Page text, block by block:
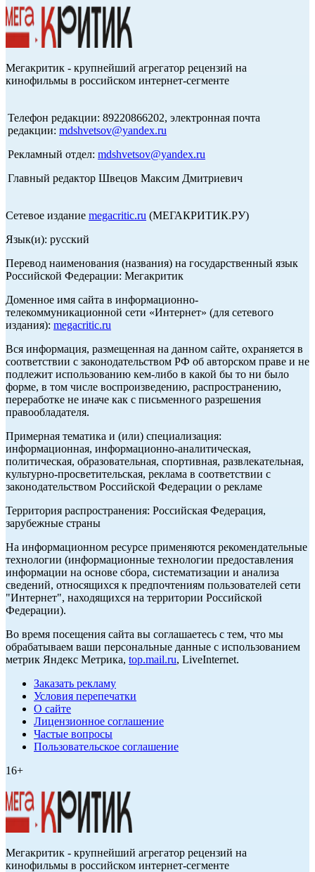
Мегакритик - крупнейший агрегатор рецензий на
кинофильмы в российском интернет-сегменте
Телефон редакции: 89220866202, электронная почта
редакции: mdshvetsov@yandex.ru
Рекламный отдел: mdshvetsov@yandex.ru
Главный редактор Швецов Максим Дмитриевич
Сетевое издание megacritic.ru (МЕГАКРИТИК.РУ)
Язык(и): русский
Перевод наименования (названия) на государственный язык
Российской Федерации: Мегакритик
Доменное имя сайта в информационно-
телекоммуникационной сети «Интернет» (для сетевого
издания): megacritic.ru
Вся информация, размещенная на данном сайте, охраняется в
соответствии с законодательством РФ об авторском праве и не
подлежит использованию кем-либо в какой бы то ни было
форме, в том числе воспроизведению, распространению,
переработке не иначе как с письменного разрешения
правообладателя.
Примерная тематика и (или) специализация:
информационная, информационно-аналитическая,
политическая, образовательная, спортивная, развлекательная,
культурно-просветительская, реклама в соответствии с
законодательством Российской Федерации о рекламе
Территория распространения: Российская Федерация,
зарубежные страны
На информационном ресурсе применяются рекомендательные
технологии (информационные технологии предоставления
информации на основе сбора, систематизации и анализа
сведений, относящихся к предпочтениям пользователей сети
"Интернет", находящихся на территории Российской
Федерации).
Во время посещения сайта вы соглашаетесь с тем, что мы
обрабатываем ваши персональные данные с использованием
метрик Яндекс Метрика, top.mail.ru, LiveInternet.
Заказать рекламу
Условия перепечатки
О сайте
Лицензионное соглашение
Частые вопросы
Пользовательское соглашение
16+
Мегакритик - крупнейший агрегатор рецензий на
кинофильмы в российском интернет-сегменте